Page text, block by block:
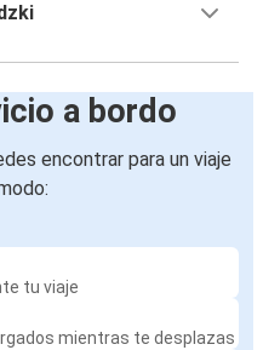
a bordo
encontrar para un viaje
tu viaje
mientras te desplazas